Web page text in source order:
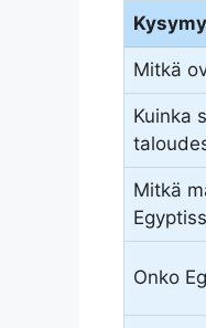
Mitkä
Kuinka
Mitkä
Onko